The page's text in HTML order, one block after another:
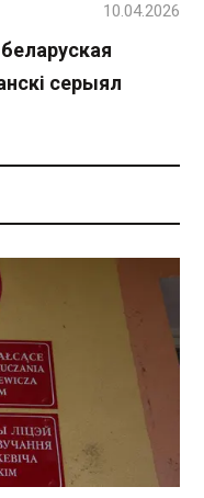
серыял
10.04.2026